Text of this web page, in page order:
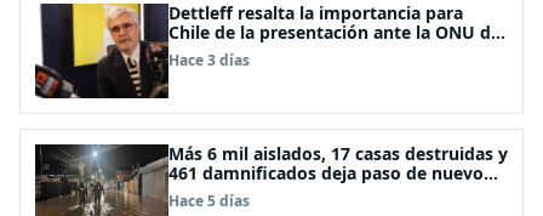
Dettleff resalta la importancia para
Chile de la presentación ante la ONU de
la Plataforma Continental Extendida del
Archipiélago Juan Fernández
Hace 3 días
Más 6 mil aislados, 17 casas destruidas y
461 damnificados deja paso de nuevo
sistema frontal
Hace 5 días